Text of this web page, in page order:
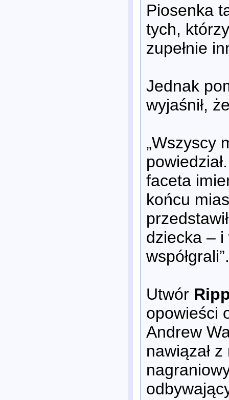
Piosenka
tych,
zupełnie
Jednak
wyjaśnił,
„Wszyscy
faceta
końcu
dziecka – i
współgrali”.
Utwór
opowieści
Andrew
nawiązał